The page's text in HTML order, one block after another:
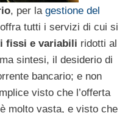
, per la gestione del
tutti i servizi di cui si
fissi e variabili ridotti al
sintesi, il desiderio di
bancario; e non
visto che l’offerta
è molto vasta, e visto che